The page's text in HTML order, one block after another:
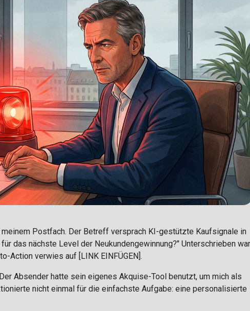
Postfach. Der Betreff versprach KI-gestützte Kaufsignale in
das nächste Level der Neukundengewinnung?" Unterschrieben war
Action verwies auf [LINK EINFÜGEN].
Absender hatte sein eigenes Akquise-Tool benutzt, um mich als
nicht einmal für die einfachste Aufgabe: eine personalisierte